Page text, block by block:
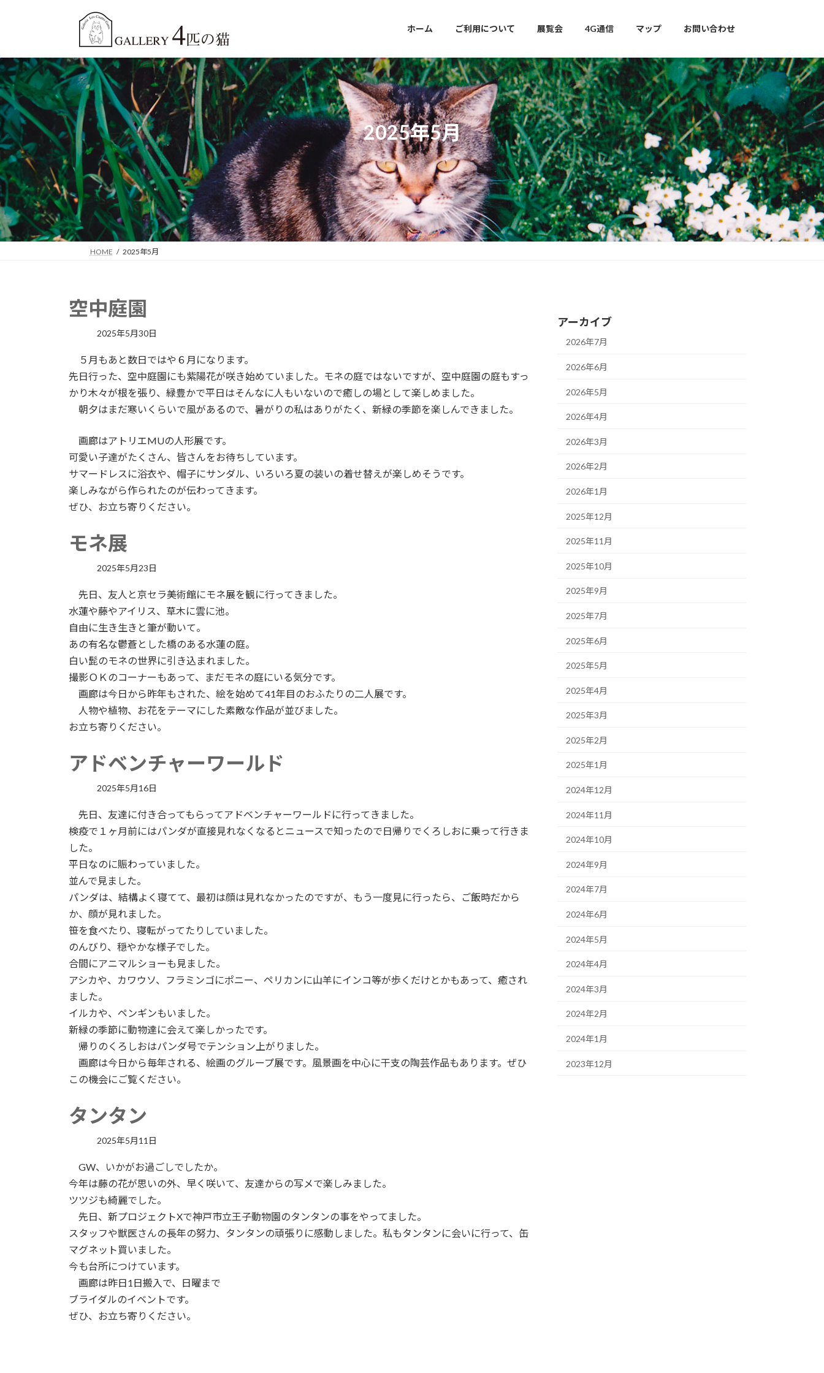
ツ
へ
ス
キ
ッ
プ
シ
ョ
ン
に
移
動
ホーム ご利用について 展覧会 4G通信 マップ お問い合わせ
2025年5月
HOME 2025年5月
空中庭園
2025年5月30日
５月もあと数日ではや６月になります。
先日行った、空中庭園にも紫陽花が咲き始めていました。モネの庭ではないですが、空中庭園の庭もすっ
かり木々が根を張り、緑豊かで平日はそんなに人もいないので癒しの場として楽しめました。
朝夕はまだ寒いくらいで風があるので、暑がりの私はありがたく、新緑の季節を楽しんできました。
画廊はアトリエMUの人形展です。
可愛い子達がたくさん、皆さんをお待ちしています。
サマードレスに浴衣や、帽子にサンダル、いろいろ夏の装いの着せ替えが楽しめそうです。
楽しみながら作られたのが伝わってきます。
ぜひ、お立ち寄りください。
モネ展
2025年5月23日
先日、友人と京セラ美術館にモネ展を観に行ってきました。
水蓮や藤やアイリス、草木に雲に池。
自由に生き生きと筆が動いて。
あの有名な鬱蒼とした橋のある水蓮の庭。
白い髭のモネの世界に引き込まれました。
撮影ＯＫのコーナーもあって、まだモネの庭にいる気分です。
画廊は今日から昨年もされた、絵を始めて41年目のおふたりの二人展です。
人物や植物、お花をテーマにした素敵な作品が並びました。
お立ち寄りください。
アドベンチャーワールド
2025年5月16日
先日、友達に付き合ってもらってアドベンチャーワールドに行ってきました。
検疫で１ヶ月前にはパンダが直接見れなくなるとニュースで知ったので日帰りでくろしおに乗って行きま
した。
平日なのに賑わっていました。
並んで見ました。
パンダは、結構よく寝てて、最初は顔は見れなかったのですが、もう一度見に行ったら、ご飯時だから
か、顔が見れました。
笹を食べたり、寝転がってたりしていました。
のんびり、穏やかな様子でした。
合間にアニマルショーも見ました。
アシカや、カワウソ、フラミンゴにポニー、ペリカンに山羊にインコ等が歩くだけとかもあって、癒され
ました。
イルカや、ペンギンもいました。
新緑の季節に動物達に会えて楽しかったです。
帰りのくろしおはパンダ号でテンション上がりました。
画廊は今日から毎年される、絵画のグループ展です。風景画を中心に干支の陶芸作品もあります。ぜひ
この機会にご覧ください。
タンタン
2025年5月11日
GW、いかがお過ごしでしたか。
今年は藤の花が思いの外、早く咲いて、友達からの写メで楽しみました。
ツツジも綺麗でした。
先日、新プロジェクトXで神戸市立王子動物園のタンタンの事をやってました。
スタッフや獣医さんの長年の努力、タンタンの頑張りに感動しました。私もタンタンに会いに行って、缶
マグネット買いました。
今も台所につけています。
画廊は昨日1日搬入で、日曜まで
ブライダルのイベントです。
ぜひ、お立ち寄りください。
アーカイブ
2026年7月
2026年6月
2026年5月
2026年4月
2026年3月
2026年2月
2026年1月
2025年12月
2025年11月
2025年10月
2025年9月
2025年7月
2025年6月
2025年5月
2025年4月
2025年3月
2025年2月
2025年1月
2024年12月
2024年11月
2024年10月
2024年9月
2024年7月
2024年6月
2024年5月
2024年4月
2024年3月
2024年2月
2024年1月
2023年12月